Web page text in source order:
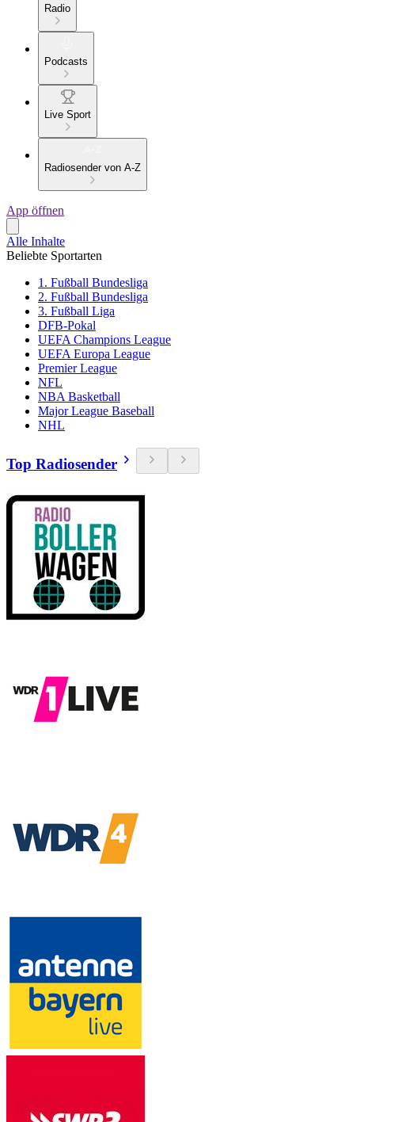
Radio
Podcasts
Live Sport
Radiosender von A-Z
App öffnen
Alle Inhalte
Beliebte Sportarten
1. Fußball Bundesliga
2. Fußball Bundesliga
3. Fußball Liga
DFB-Pokal
UEFA Champions League
UEFA Europa League
Premier League
NFL
NBA Basketball
Major League Baseball
NHL
Top Radiosender